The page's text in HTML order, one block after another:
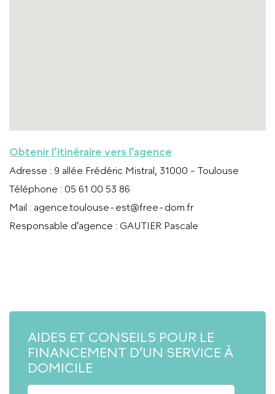
Obtenir l’itinéraire vers l’agence
Adresse : 9 allée Frédéric Mistral, 31000 - Toulouse
Téléphone : 05 61 00 53 86
Mail : agence.toulouse-est@free-dom.fr
Responsable d’agence : GAUTIER Pascale
AIDES ET CONSEILS POUR LE
FINANCEMENT D’UN SERVICE À
DOMICILE